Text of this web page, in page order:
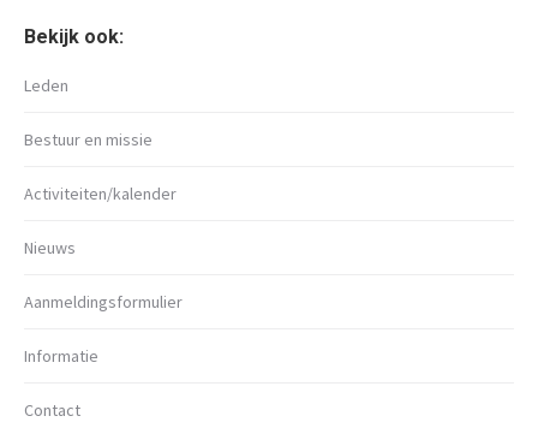
Bekijk ook:
Leden
Bestuur en missie
Activiteiten/kalender
Nieuws
Aanmeldingsformulier
Informatie
Contact